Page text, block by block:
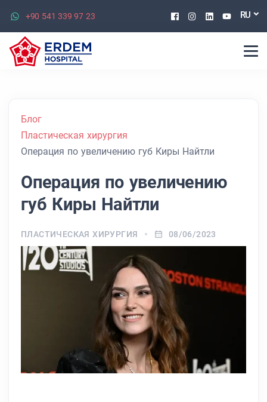
+90 541 339 97 23 Facebook
Instagram
Linkedin
RU
Блог
Пластическая хирургия
Операция по увеличению губ Киры Найтли
Операция по увеличению
губ Киры Найтли
ПЛАСТИЧЕСКАЯ ХИРУРГИЯ 08/06/2023